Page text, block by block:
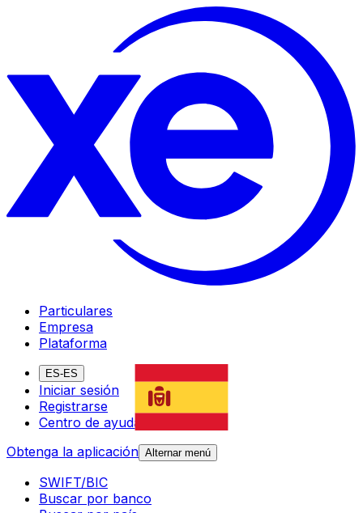
Particulares
Empresa
Plataforma
ES-ES
Iniciar sesión
Registrarse
Centro de ayuda
Obtenga la aplicación Alternar menú
SWIFT/BIC
Buscar por banco